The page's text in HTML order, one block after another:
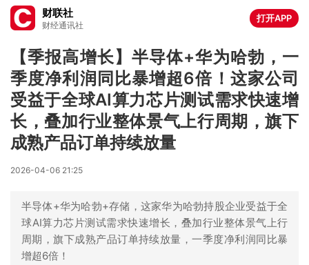
财联社
财经通讯社
打开APP
【季报高增长】半导体+华为哈勃，一
季度净利润同比暴增超6倍！这家公司
受益于全球AI算力芯片测试需求快速增
长，叠加行业整体景气上行周期，旗下
成熟产品订单持续放量
2026-04-06 21:25
半导体+华为哈勃+存储，这家华为哈勃持股企业受益于全
球AI算力芯片测试需求快速增长，叠加行业整体景气上行
周期，旗下成熟产品订单持续放量，一季度净利润同比暴
增超6倍！